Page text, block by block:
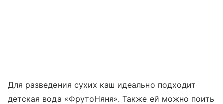
Для разведения сухих каш идеально подходит
детская вода «ФрутоНяня». Также ей можно поить